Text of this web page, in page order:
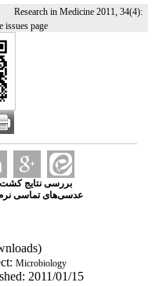
Research in Medicine 2011, 34(4):
issues page
بررسی نتایج کشت
عدسی‌های تماسی نرم
Microbiology
2011/01/15